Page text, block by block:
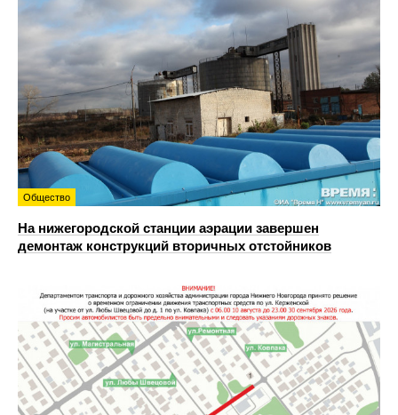
Общество
На нижегородской станции аэрации завершен
демонтаж конструкций вторичных отстойников